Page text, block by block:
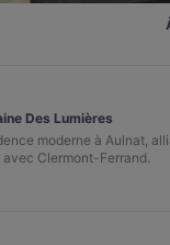
Des Lumières
moderne à Aulnat,
Clermont-Ferrand.